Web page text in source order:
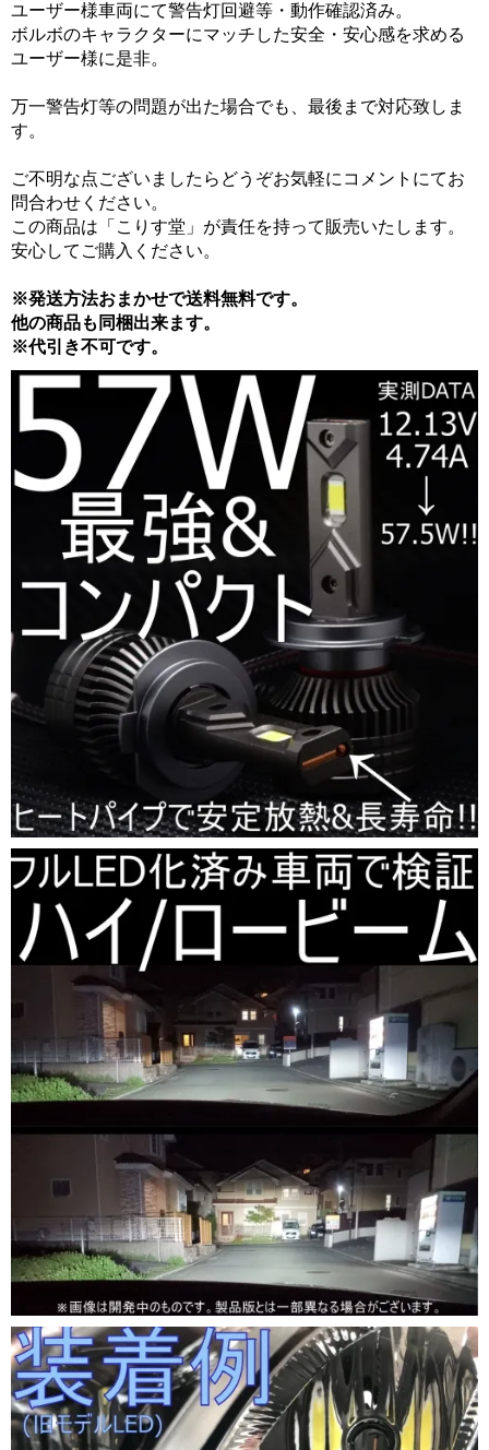
ユーザー様車両にて警告灯回避等・動作確認済み。
ボルボのキャラクターにマッチした安全・安心感を求める
ユーザー様に是非。
万一警告灯等の問題が出た場合でも、最後まで対応致しま
す。
ご不明な点ございましたらどうぞお気軽にコメントにてお
問合わせください。
この商品は「こりす堂」が責任を持って販売いたします。
安心してご購入ください。
※発送方法おまかせで送料無料です。
他の商品も同梱出来ます。
※代引き不可です。